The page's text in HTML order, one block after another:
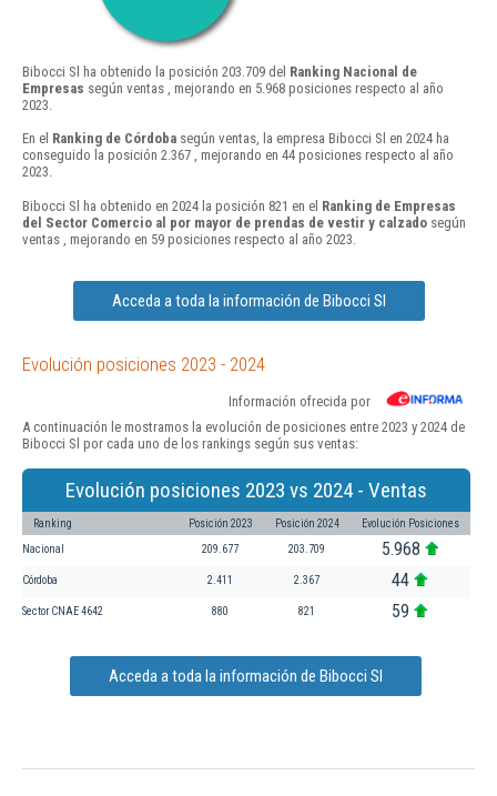
Bibocci Sl ha obtenido la posición 203.709 del Ranking Nacional de
Empresas según ventas , mejorando en 5.968 posiciones respecto al año
2023.
En el Ranking de Córdoba según ventas, la empresa Bibocci Sl en 2024 ha
conseguido la posición 2.367 , mejorando en 44 posiciones respecto al año
2023.
Bibocci Sl ha obtenido en 2024 la posición 821 en el Ranking de Empresas
del Sector Comercio al por mayor de prendas de vestir y calzado según
ventas , mejorando en 59 posiciones respecto al año 2023.
Acceda a toda la información de Bibocci Sl
Evolución posiciones 2023 - 2024
Información ofrecida por
A continuación le mostramos la evolución de posiciones entre 2023 y 2024 de
Bibocci Sl por cada uno de los rankings según sus ventas:
Evolución posiciones 2023 vs 2024 - Ventas
Ranking Posición 2023 Posición 2024 Evolución Posiciones
Nacional 209.677 203.709 5.968
Córdoba 2.411 2.367 44
Sector CNAE 4642 880 821 59
Acceda a toda la información de Bibocci Sl